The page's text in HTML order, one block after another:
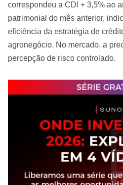
correspondeu a CDI + 3,5% ao
patrimonial do mês anterior,
eficiência da estratégia de
agronegócio. No mercado, a
percepção de risco controlado.